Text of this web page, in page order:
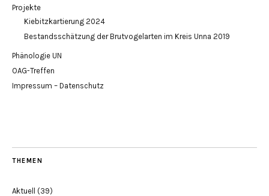
Projekte
Kiebitzkartierung 2024
Bestandsschätzung der Brutvogelarten im Kreis Unna 2019
Phänologie UN
OAG-Treffen
Impressum – Datenschutz
THEMEN
Aktuell (39)